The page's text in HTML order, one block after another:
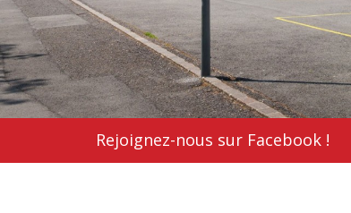
Rejoignez-nous sur Facebook !